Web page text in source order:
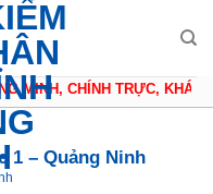
MINH, CHÍNH TRỰC, KHÁCH
1 – Quảng Ninh